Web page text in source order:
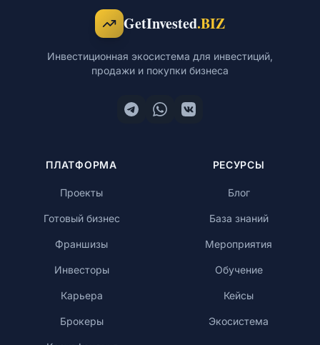
GetInvested.BIZ
Инвестиционная экосистема для инвестиций,
продажи и покупки бизнеса
ПЛАТФОРМА
Проекты
Готовый бизнес
Франшизы
Инвесторы
Карьера
Брокеры
РЕСУРСЫ
Блог
База знаний
Мероприятия
Обучение
Кейсы
Экосистема